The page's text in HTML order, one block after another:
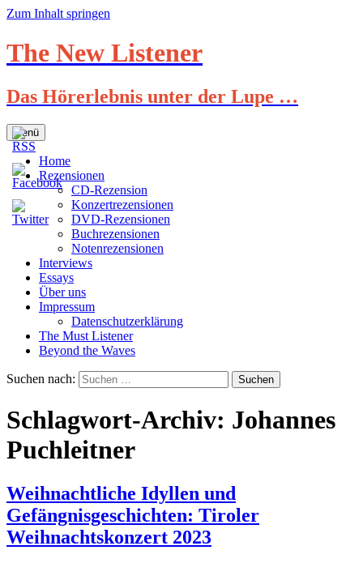
Zum Inhalt springen
The New Listener
Das Hörerlebnis unter der Lupe …
Menü
Home
Rezensionen
CD-Rezension
Konzertrezensionen
DVD-Rezensionen
Buchrezensionen
Notenrezensionen
Interviews
Essays
Über uns
Impressum
Datenschutzerklärung
The Must Listener
Beyond the Waves
Suchen nach:
Schlagwort-Archiv: Johannes
Puchleitner
Weihnachtliche Idyllen und
Gefängnisgeschichten: Tiroler
Weihnachtskonzert 2023